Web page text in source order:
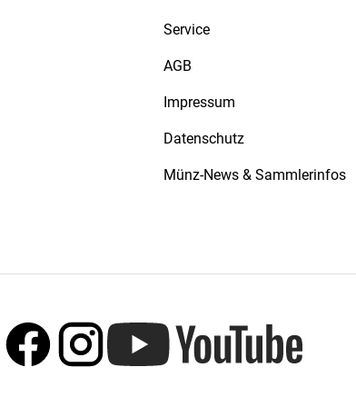
Service
AGB
Impressum
Datenschutz
Münz-News & Sammlerinfos